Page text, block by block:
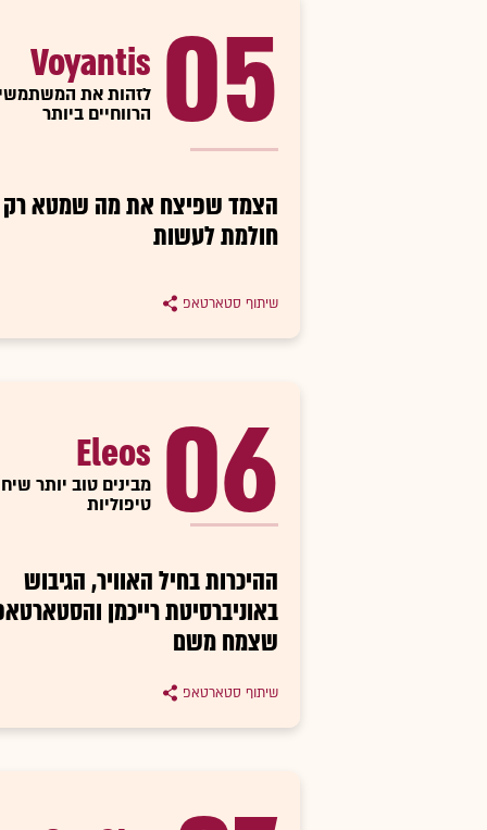
05
Voyantis
לזהות את
הרווחיים ביותר
הצמד שפיצח את מה שמטא רק
חולמת לעשות
שיתוף סטארטאפ
06
Eleos
מבינים טוב יותר
טיפוליות
ההיכרות בחיל האוויר, הגיבוש
באוניברסיטת רייכמן
שצמח משם
שיתוף סטארטאפ